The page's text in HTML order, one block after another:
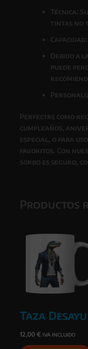
Técnica:
tintas no
Debido a
puede
Perfectas como
cumpleaños,
especial , o para
favoritos. Con
sorbo es seguro,
Productos
Taza
12,00€ IVA INCLUIDO